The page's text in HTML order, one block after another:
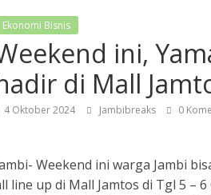
Ekonomi Bisnis
ini,
di Mall
4 Oktober 2024 Jambibreaks 0
Weekend ini warga Jambi
line up di Mall Jamtos di Tgl 5 –